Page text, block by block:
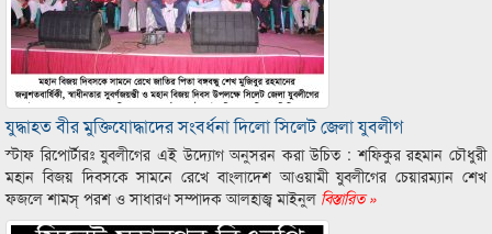
যুদ্ধাহত বীর মুক্তিযোদ্ধাদের সংবর্ধনা দিলো সিলেট জেলা যুবলীগ
স্টাফ রিপোর্টারঃ যুবলীগের এই উদ্যোগ অনুসরন করা উচিত : শফিকুর রহমান চৌধুরী
মহান বিজয় দিবসকে সামনে রেখে বাংলাদেশ আওয়ামী যুবলীগের চেয়ারম্যান শেখ
ফজলে শামস্ পরশ ও সাধারণ সম্পাদক আলহাজ্ব মাইনুল বিস্তারিত »